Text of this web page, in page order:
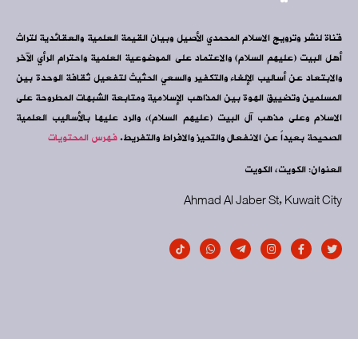
قناة لنشر وترويج الاسلام المحمدي الأصيل وبيان القيمة العلمية والعقائدية لتراث
أهل البيت (عليهم السلام) والاعتماد على الموضوعية العلمية واحترام الرأي الآخر
والابتعاد عن أساليب الإلغاء والتكفير والسعي الحثيث لتفعيل ثقافة الوحدة بين
المسلمين وتضييق الهوة بين المذاهب الإسلامية ومتابعة الشبهات المطروحة على
الاسلام وعلى مذهب آل البيت (عليهم السلام)، والرد عليها بالأساليب العلمية
الصحيحة بعيداً عن الانفعال والتحيز والافراط والتفريط.فهرس المحتويات
العنوان: الكويت، الكويت
Ahmad Al Jaber St, Kuwait City